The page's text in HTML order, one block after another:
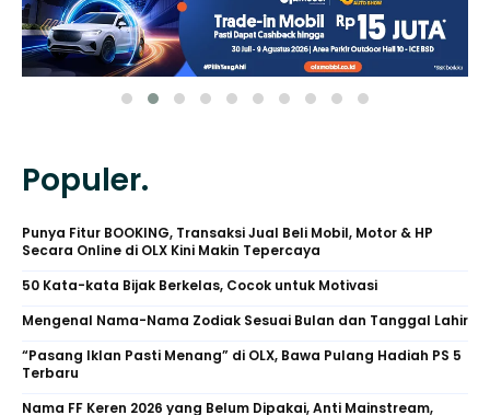
Populer.
Punya Fitur BOOKING, Transaksi Jual Beli Mobil, Motor & HP
Secara Online di OLX Kini Makin Tepercaya
50 Kata-kata Bijak Berkelas, Cocok untuk Motivasi
Mengenal Nama-Nama Zodiak Sesuai Bulan dan Tanggal Lahir
“Pasang Iklan Pasti Menang” di OLX, Bawa Pulang Hadiah PS 5
Terbaru
Nama FF Keren 2026 yang Belum Dipakai, Anti Mainstream,